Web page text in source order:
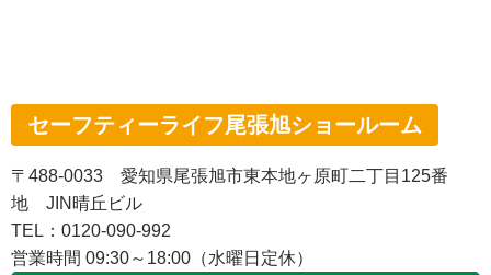
セーフティーライフ尾張旭ショールーム
〒488-0033 愛知県尾張旭市東本地ヶ原町二丁目125番
地 JIN晴丘ビル
TEL：0120-090-992
営業時間 09:30～18:00（水曜日定休）